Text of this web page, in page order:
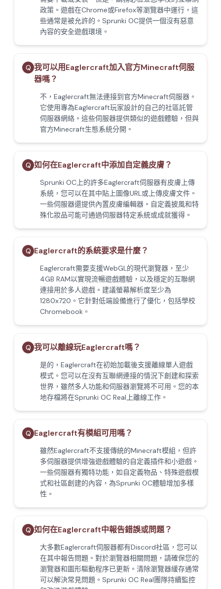
政策。遊戲在Chrome或Firefox等瀏覽器中運行，這
些通常是被允許的。Sprunki OC提供一個沒有惡意
內容的安全遊戲環境。
Q 我可以用Eaglercraft加入官方Minecraft伺服
器嗎？
不，Eaglercraft無法連接到官方Minecraft伺服器。
它使用專為Eaglercraft玩家設計的自己的社區託管
伺服器網絡。這些伺服器提供類似的遊戲體驗，但與
官方Minecraft生態系統分開。
Q 如何在Eaglercraft中添加自定義皮膚？
Sprunki OC上的許多Eaglercraft伺服器有皮膚上傳
系統，您可以在其中貼上圖像URL或上傳皮膚文件。
一些伺服器還提供內置皮膚編輯器。自定義披風和特
殊化妝品可能可通過伺服器特定系統或成就獲得。
Q Eaglercraft的系統要求是什麼？
Eaglercraft需要支援WebGL的現代瀏覽器，至少
4GB RAM以實現流暢遊戲體驗，以及穩定的互聯網
連接用於多人遊戲。建議螢幕解析度至少為
1280x720。它針對低端設備進行了優化，包括學校
Chromebook。
Q 我可以離線玩Eaglercraft嗎？
是的，Eaglercraft在初始加載後支援離線單人遊戲
模式。您可以在沒有互聯網連接的情況下創建和探索
世界，雖然多人功能和伺服器瀏覽將不可用。您的本
地存檔將在Sprunki OC Real上離線工作。
Q Eaglercraft有模組可用嗎？
雖然Eaglercraft不支援傳統的Minecraft模組，但許
多伺服器提供增強遊戲體驗的自定義插件和小遊戲。
一些伺服器有獨特功能，如自定義物品、特殊遊戲模
式和社區創建的內容，為Sprunki OC體驗增加多樣
性。
Q 如何在Eaglercraft中報告錯誤或問題？
大多數Eaglercraft伺服器都有Discord社區，您可以
在其中報告問題。對於瀏覽器相關問題，請確保您的
瀏覽器和圖形驅動程序已更新。清除瀏覽器緩存通常
可以解決常見問題。Sprunki OC Real團隊持續監控